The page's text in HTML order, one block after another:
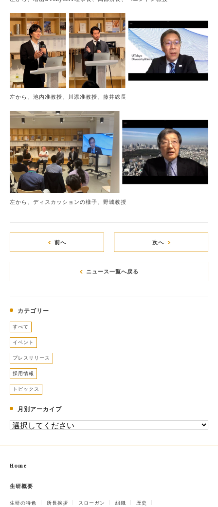
左から、池内准教授、川添准教授、藤井総長
左から、ディスカッションの様子、野城教授
前へ 次へ
ニュース一覧へ戻る
カテゴリー
すべて
イベント
プレスリリース
採用情報
トピックス
月別アーカイブ
Home
生研概要
生研の特色 所長挨拶 スローガン 組織 歴史